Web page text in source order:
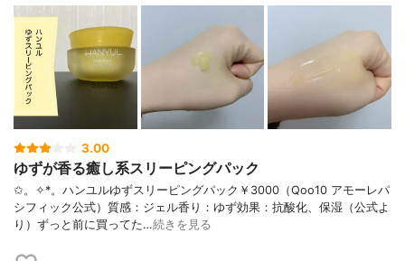
3.00
ゆずが香る癒し系スリーピングパック
✩。✧*。ハンユルゆずスリーピングパック￥3000（Qoo10 アモーレパ
シフィック公式）質感：ジェル香り：ゆず効果：抗酸化、保湿（公式よ
り）ずっと前に買ってた…続きを見る